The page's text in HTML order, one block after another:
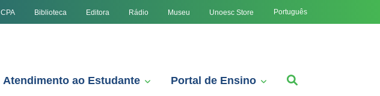
CPA Biblioteca Editora Rádio Museu Unoesc Store Português
Atendimento ao Estudante Portal de Ensino